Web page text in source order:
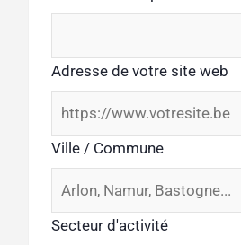
Adresse de votre site web
Ville / Commune
Secteur d'activité